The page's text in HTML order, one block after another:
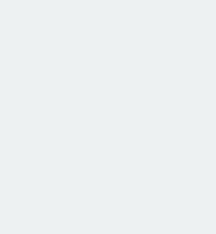
крупнокалиберных
или мешков с песком
позволит
в борьбе с врагом.